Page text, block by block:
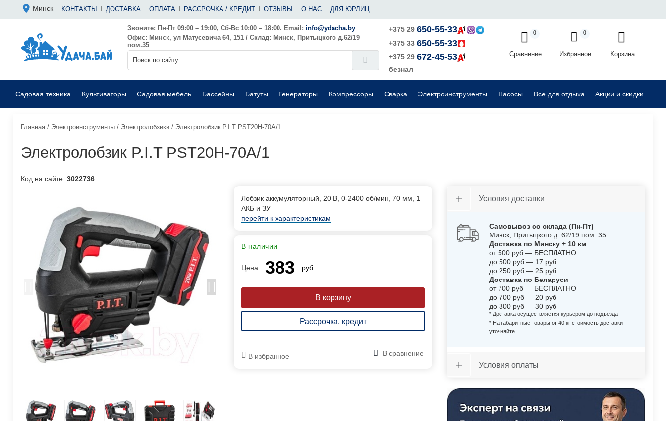
Минск КОНТАКТЫ ДОСТАВКА ОПЛАТА РАССРОЧКА / КРЕДИТ ОТЗЫВЫ О НАС ДЛЯ ЮРЛИЦ
Звоните: Пн-Пт 09:00 – 19:00, Сб-Вс 10:00 – 18:00. Email: info@ydacha.by
Офис: Минск, ул Матусевича 64, 151 / Склад: Минск, Притыцкого д.62/19
пом.35
+375 29 650-55-33
+375 33 650-55-33
+375 29 672-45-53
безнал
0
Сравнение
0
Избранное Корзина
Садовая техника
Аккумуляторные
Садовые воздуходувки
Бензиновые
Мойки высокого давления
Электрические
Садовые измельчители
Комплектующие для садовой техники
Культиваторы Садовая мебель Бассейны Батуты Генераторы Компрессоры Сварка Электроинструменты
Болгарки (ушм)
Шлифовальные машины
Насосы
Мотопомпы
Поверхностные
Все для отдыха Акции и скидки
Главная / Электроинструменты / Электролобзики / Электролобзик P.I.T PST20H-70A/1
Электролобзик P.I.T PST20H-70A/1
Код на сайте: 3022736
Лобзик аккумуляторный, 20 В, 0-2400 об/мин, 70 мм, 1
АКБ и ЗУ
перейти к характеристикам
В наличии
Цена: 383 руб.
Рассрочка, кредит
В избранное В сравнение
Условия доставки
Самовывоз со склада (Пн-Пт)
Минск, Притыцкого д. 62/19 пом. 35
Доставка по Минску + 10 км
от 500 руб — БЕСПЛАТНО
до 500 руб — 17 руб
до 250 руб — 25 руб
Доставка по Беларуси
от 700 руб — БЕСПЛАТНО
до 700 руб — 20 руб
до 300 руб — 30 руб
* Доставка осуществляется курьером до подъезда
* На габаритные товары от 40 кг стоимость доставки
уточняйте
Условия оплаты